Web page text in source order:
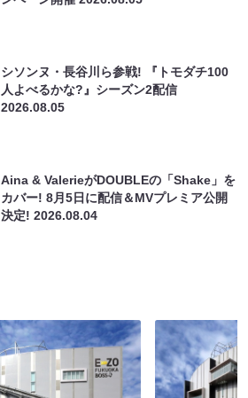
シソンヌ・長谷川ら参戦! 『トモダチ100
人よべるかな?』シーズン2配信
2026.08.05
Aina & ValerieがDOUBLEの「Shake」を
カバー! 8月5日に配信＆MVプレミア公開
決定!2026.08.04